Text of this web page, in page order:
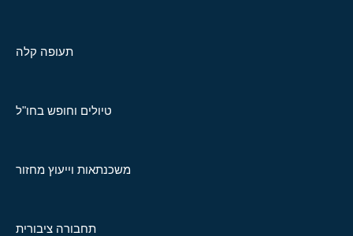
תעופה קלה
טיולים וחופש בחו"ל
משכנתאות וייעוץ מחזור
תחבורה ציבורית